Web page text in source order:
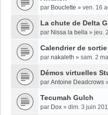
par Bouclette » ven. 16
La chute de Delta
par Nissa la bella » jeu.
Calendrier de sortie
par nakaleth » sam. 2
Démos virtuelles
par Antoine Deadcrows »
Tecumah Gulch
par Dox » dim. 3 juin